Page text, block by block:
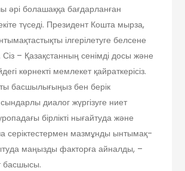
әрі болашаққа бағдарланған
түседі. Президент Кошта мырза,
ілгерілетуге белсене
– Қазақстанның сенімді досы және
көрнекті мемлекет қайраткерісіз.
басшылығыңыз бен берік
диалог жүргізуге ниет
бірлікті нығайтуда және
серіктестермен мазмұнды ынтымақ­
маңызды факторға айналды, –
басшысы.